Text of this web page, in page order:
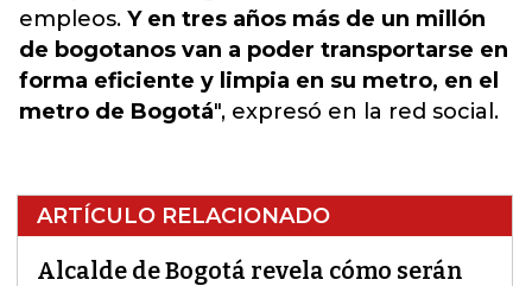
empleos. Y en tres años más de un millón
de bogotanos van a poder transportarse en
forma eficiente y limpia en su metro, en el
metro de Bogotá", expresó en la red social.
ARTÍCULO RELACIONADO
Alcalde de Bogotá revela cómo serán